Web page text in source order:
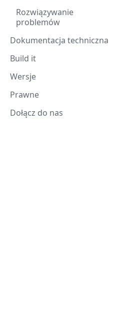
Rozwiązywanie
problemów
Dokumentacja techniczna
Build it
Wersje
Prawne
Dołącz do nas